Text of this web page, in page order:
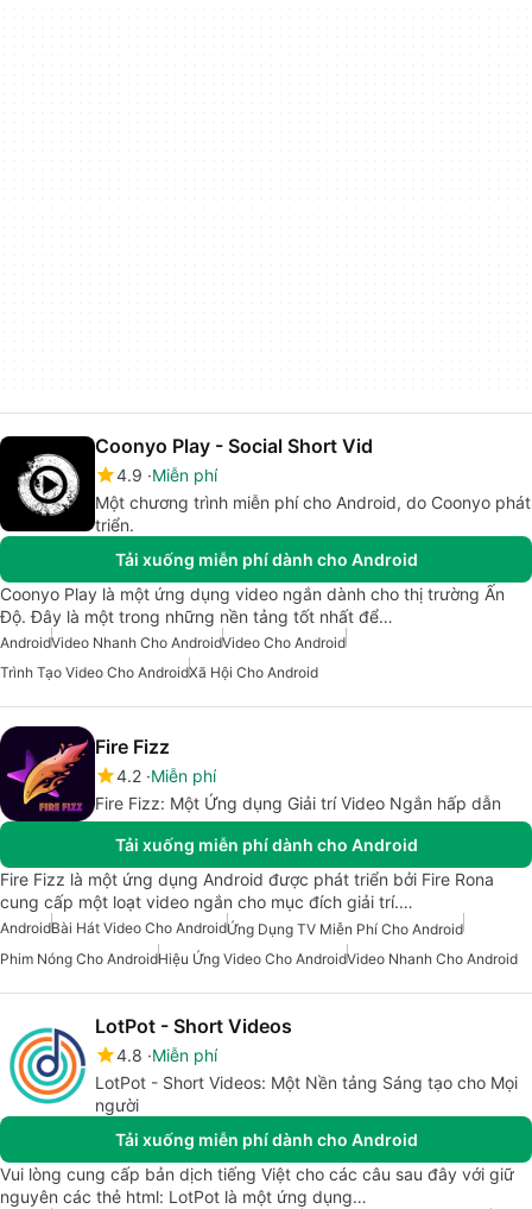
Coonyo Play - Social Short Vid
4.9 Miễn phí
Một chương trình miễn phí cho Android, do Coonyo phát
triển.
Tải xuống miễn phí dành cho Android
Coonyo Play là một ứng dụng video ngắn dành cho thị trường Ấn
Độ. Đây là một trong những nền tảng tốt nhất để…
AndroidVideo Nhanh Cho AndroidVideo Cho Android
Trình Tạo Video Cho AndroidXã Hội Cho Android
Fire Fizz
4.2 Miễn phí
Fire Fizz: Một Ứng dụng Giải trí Video Ngắn hấp dẫn
Tải xuống miễn phí dành cho Android
Fire Fizz là một ứng dụng Android được phát triển bởi Fire Rona
cung cấp một loạt video ngắn cho mục đích giải trí.…
AndroidBài Hát Video Cho AndroidỨng Dụng TV Miễn Phí Cho Android
Phim Nóng Cho AndroidHiệu Ứng Video Cho AndroidVideo Nhanh Cho Android
LotPot - Short Videos
4.8 Miễn phí
LotPot - Short Videos: Một Nền tảng Sáng tạo cho Mọi
người
Tải xuống miễn phí dành cho Android
Vui lòng cung cấp bản dịch tiếng Việt cho các câu sau đây với giữ
nguyên các thẻ html: LotPot là một ứng dụng…